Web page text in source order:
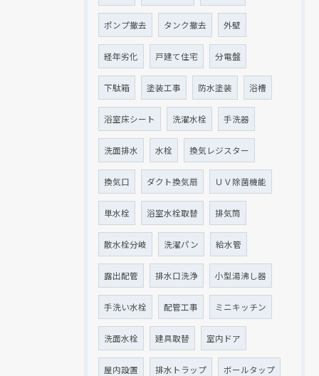
ポンプ撤去 タンク撤去 外壁
経年劣化 戸建て住宅 分電盤
下駄箱 塗装工事 防水塗装 浴槽
浴室床シート 洗濯水栓 手洗器
洗面排水 水栓 換気レジスター
換気口 ダクト換気扇 ＵＶ除菌機能
単水栓 浴室水栓取替 排気筒
散水栓分岐 洗濯パン 給水管
露出配管 排水口洗浄 小型湯沸し器
手洗い水栓 配管工事 ミニキッチン
洗面水栓 建具取替 室内ドア
屋内設置 排水トラップ ボールタップ